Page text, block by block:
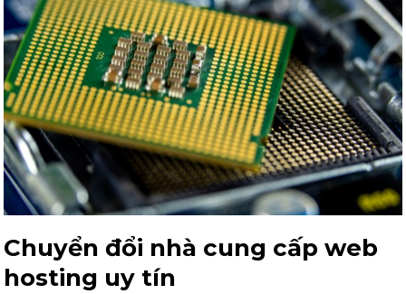
Chuyển đổi nhà cung cấp web
hosting uy tín